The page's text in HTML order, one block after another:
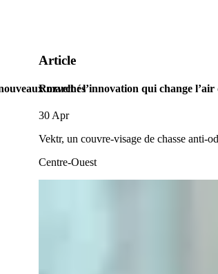
marchés
Article
Rozvelt : l’innovation qui change l’air
30 Apr
Vektr, un couvre-visage de chasse anti-
Centre-Ouest